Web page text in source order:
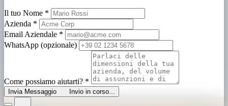
Il tuo Nome *
Azienda *
Email Aziendale *
WhatsApp (opzionale)
Come possiamo aiutarti? *
Invia Messaggio Invio in corso...